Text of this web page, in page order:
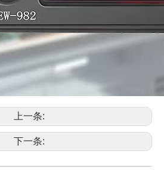
上一条:
下一条: